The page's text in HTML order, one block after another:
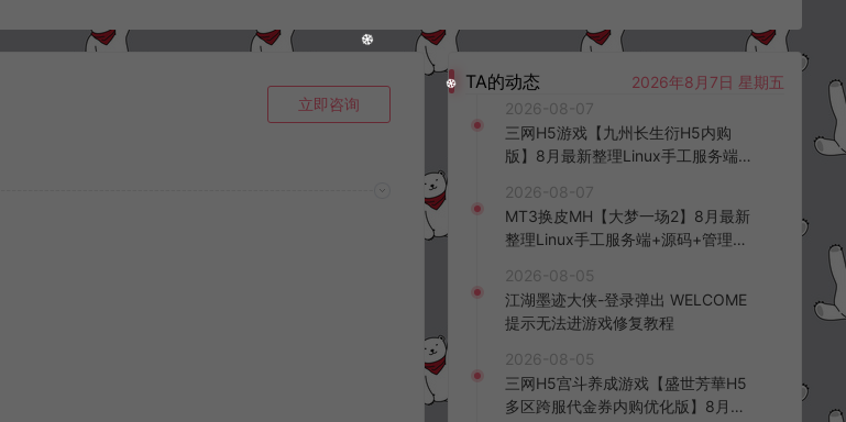
立即咨询
TA的动态
2026年8月7日 星期五
2026-08-07
三网H5游戏【九州长生衍H5内购
版】8月最新整理Linux手工服务端
客户端+详细搭建教程+视频教程
2026-08-07
MT3换皮MH【大梦一场2】8月最新
整理Linux手工服务端+源码+管理后
频教程
2026-08-05
江湖墨迹大侠-登录弹出 WELCOME
提示无法进游戏修复教程
2026-08-05
三网H5宫斗养成游戏【盛世芳華H5
多区跨服代金券内购优化版】8月最